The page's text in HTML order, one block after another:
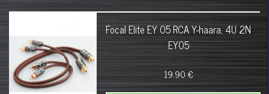
Focal Elite EY 05 RCA Y-haara, 4U 2N
EY05
19.90 €